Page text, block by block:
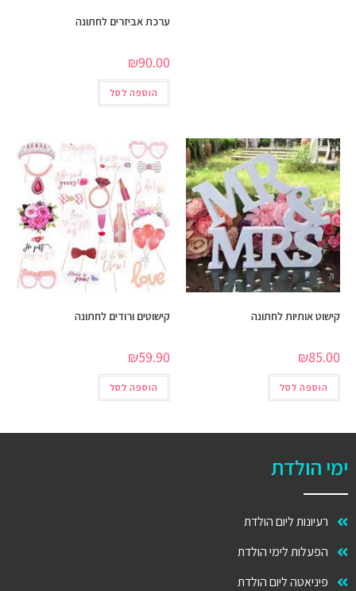
ערכת אביזרים לחתונה
₪90.00
הוספה לסל
קישוט אותיות לחתונה
₪85.00
הוספה לסל
קישוטים ורודים לחתונה
₪59.90
הוספה לסל
ימי הולדת
רעיונות ליום הולדת
הפעלות לימי הולדת
פיניאטה ליום הולדת